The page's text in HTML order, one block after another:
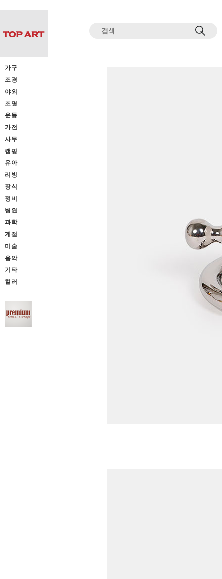
가구
조경
야외
조명
운동
가전
사무
캠핑
유아
리빙
장식
정비
병원
과학
계절
미술
음악
기타
컬러